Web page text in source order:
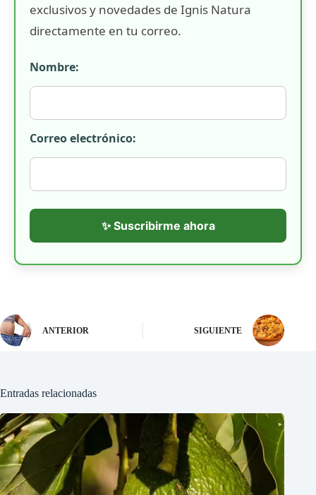
exclusivos y novedades de Ignis Natura
directamente en tu correo.
Nombre:
Correo electrónico:
✨ Suscribirme ahora
ANTERIOR SIGUIENTE
Entradas relacionadas